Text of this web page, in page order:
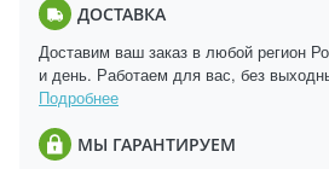
ДОСТАВКА
Доставим ваш заказ в любой регион
и день. Работаем для вас, без
Подробнее
МЫ ГАРАНТИРУЕМ